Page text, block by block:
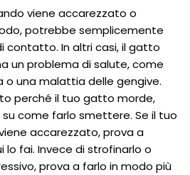
viene accarezzato o
potrebbe semplicemente
contatto. In altri casi, il gatto
un problema di salute, come
o una malattia delle gengive.
perché il tuo gatto morde,
come farlo smettere. Se il tuo
accarezzato, prova a
lo fai. Invece di strofinarlo o
prova a farlo in modo più